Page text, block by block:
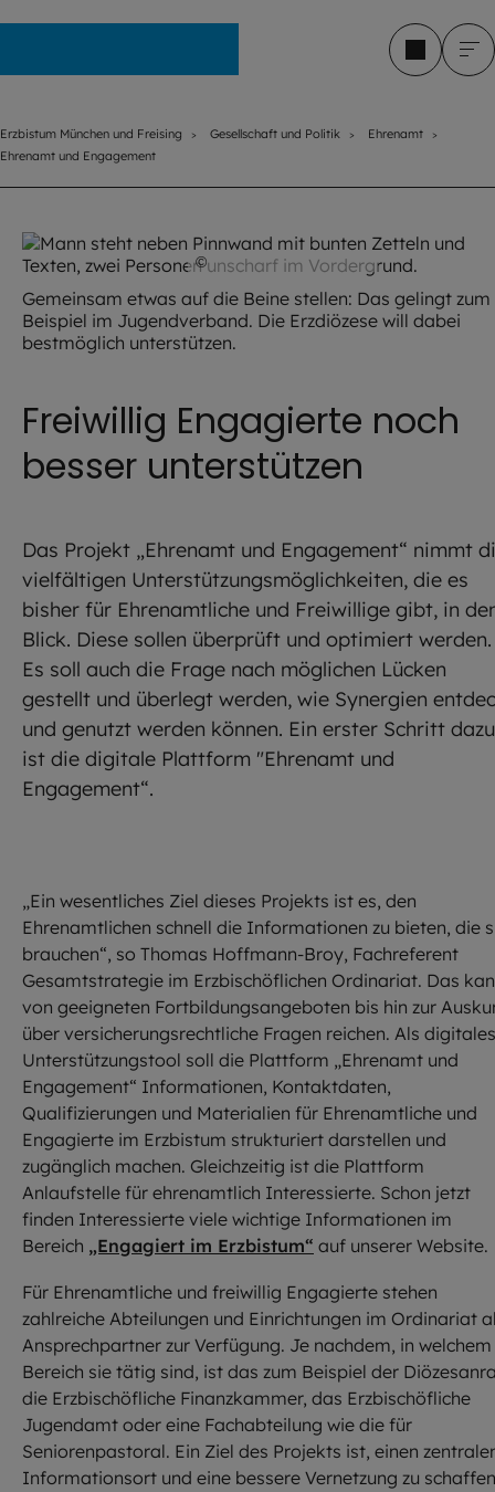
Erzbistum München und Freising Gesellschaft und Politik
Ehrenamt
Ehrenamt und Engagement
© Daniel Köberle / EJA
Gemeinsam etwas auf die Beine stellen: Das gelingt zum
Beispiel im Jugendverband. Die Erzdiözese will dabei
bestmöglich unterstützen.
Freiwillig Engagierte noch
besser unterstützen
Das Projekt „Ehrenamt und Engagement“ nimmt
vielfältigen Unterstützungsmöglichkeiten, die es
bisher für Ehrenamtliche und Freiwillige gibt, in
Blick. Diese sollen überprüft und optimiert werden.
Es soll auch die Frage nach möglichen Lücken
gestellt und überlegt werden, wie Synergien
und genutzt werden können. Ein erster Schritt dazu
ist die digitale Plattform "Ehrenamt und
Engagement“.
„Ein wesentliches Ziel dieses Projekts ist es, den
Ehrenamtlichen schnell die Informationen zu bieten, die
brauchen“, so Thomas Hoffmann-Broy, Fachreferent
Gesamtstrategie im Erzbischöflichen Ordinariat. Das
von geeigneten Fortbildungsangeboten bis hin zur
über versicherungsrechtliche Fragen reichen. Als digitales
Unterstützungstool soll die Plattform „Ehrenamt und
Engagement“ Informationen, Kontaktdaten,
Qualifizierungen und Materialien für Ehrenamtliche und
Engagierte im Erzbistum strukturiert darstellen und
zugänglich machen. Gleichzeitig ist die Plattform
Anlaufstelle für ehrenamtlich Interessierte. Schon jetzt
finden Interessierte viele wichtige Informationen im
Bereich „Engagiert im Erzbistum“ auf unserer Website.
Für Ehrenamtliche und freiwillig Engagierte stehen
zahlreiche Abteilungen und Einrichtungen im Ordinariat
Ansprechpartner zur Verfügung. Je nachdem, in welchem
Bereich sie tätig sind, ist das zum Beispiel der
die Erzbischöfliche Finanzkammer, das Erzbischöfliche
Jugendamt oder eine Fachabteilung wie die für
Seniorenpastoral. Ein Ziel des Projekts ist, einen
Informationsort und eine bessere Vernetzung zu